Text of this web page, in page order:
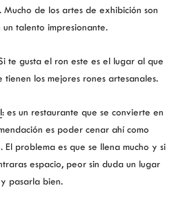
de los artes de exhibición son
un talento impresionante.
te gusta el ron este es el lugar al que
los mejores rones artesanales.
: es un restaurante que se convierte en
es poder cenar ahí como
El problema es que se llena mucho y si
espacio, peor sin duda un lugar
pasarla bien.